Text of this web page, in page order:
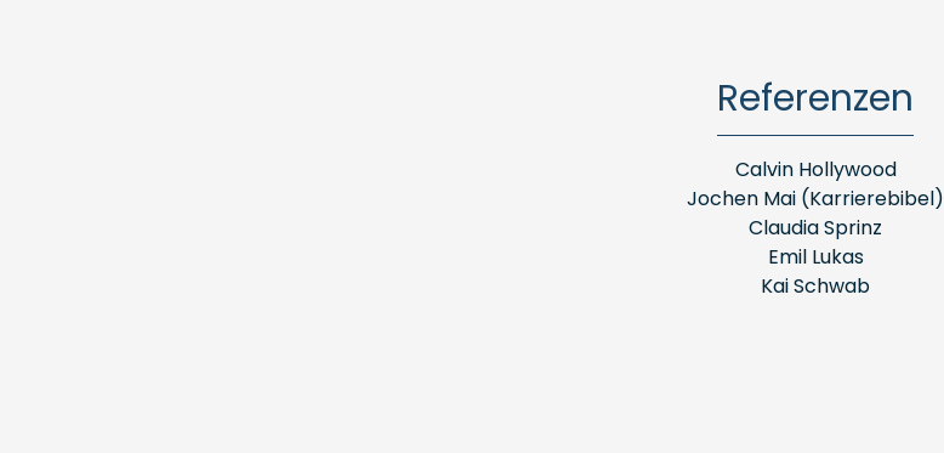
Referenzen
Calvin Hollywood
Jochen Mai (Karrierebibel)
Claudia Sprinz
Emil Lukas
Kai Schwab